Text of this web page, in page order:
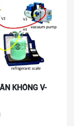
KHÔNG V-